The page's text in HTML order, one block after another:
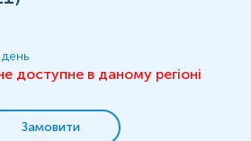
доступне в даному регіоні
Замовити